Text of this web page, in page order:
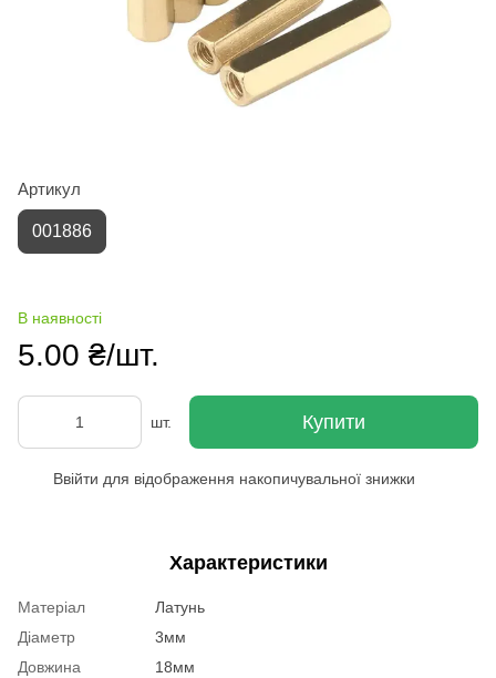
Артикул
001886
В наявності
5.00 ₴/шт.
шт. Купити
Ввійти для відображення накопичувальної знижки
Характеристики
Матеріал
Латунь
Діаметр
3мм
Довжина
18мм